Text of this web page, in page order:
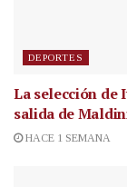
DEPORTES
La selección de
salida de
HACE 1 SEMANA